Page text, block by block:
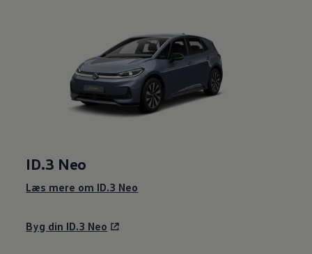
ID.3 Neo
Læs mere om ID.3 Neo
Byg din ID.3 Neo